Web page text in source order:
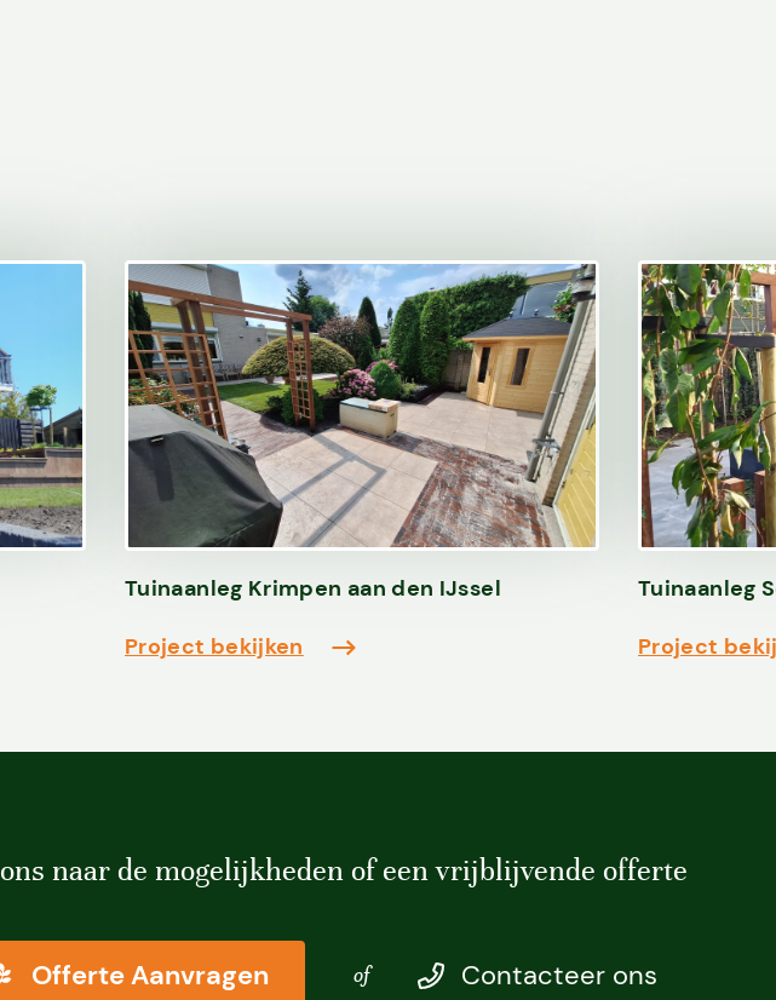
Diensten
Over ons
Projecten
Vacatures
Tuinaanleg Krimpen aan den IJssel
Project bekijken
Tuinaanleg
Project
naar de mogelijkheden of een vrijblijvende offerte
Offerte Aanvragen of Contacteer ons